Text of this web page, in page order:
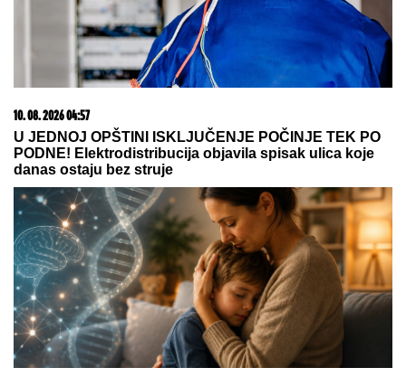
15. 07. 2026 07:44
Većina građana izgubi novac pre nego što stigne na
letovanje - ovih 7 troškova skoro niko ne planira